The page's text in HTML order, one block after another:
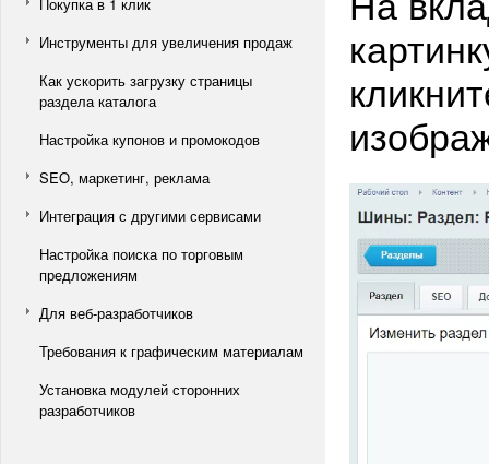
Инструменты для увеличения продаж
Как ускорить загрузку страницы
раздела каталога
Настройка купонов и промокодов
SEO, маркетинг, реклама
Интеграция с другими сервисами
Настройка поиска по торговым
предложениям
Для веб-разработчиков
Требования к графическим материалам
Установка модулей сторонних
разработчиков